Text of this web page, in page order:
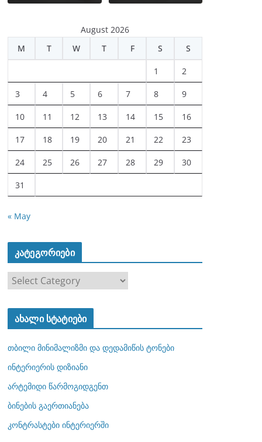
August 2026
M
T W T F S S
1 2
3 4 5 6 7 8 9
10 11 12 13 14 15 16
17 18 19 20 21 22 23
24 25 26 27 28 29 30
31
« May
კატეგორიები
ტ
ო
რ
ბ
ი
ახალი სტატიები
თბილი მინიმალიზმი და დედამიწის ტონები
ინტერიერის დიზიანი
არტემიდი წარმოგიდგენთ
ბინების გაერთიანება
კონტრასტები ინტერიერში